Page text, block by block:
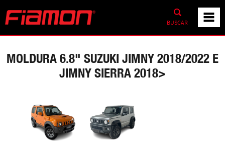
BUSCAR
MOLDURA 6.8" SUZUKI JIMNY 2018/2022 E
JIMNY SIERRA 2018>